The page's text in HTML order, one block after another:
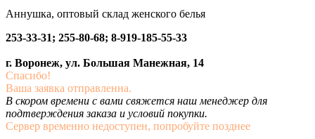
Аннушка, оптовый склад женского белья
253-33-31; 255-80-68; 8-919-185-55-33
г. Воронеж, ул. Большая Манежная, 14
Спасибо!
Ваша заявка отправленна.
В скором времени с вами свяжется наш менеджер для
подтверждения заказа и условий покупки.
Сервер временно недоступен, попробуйте позднее